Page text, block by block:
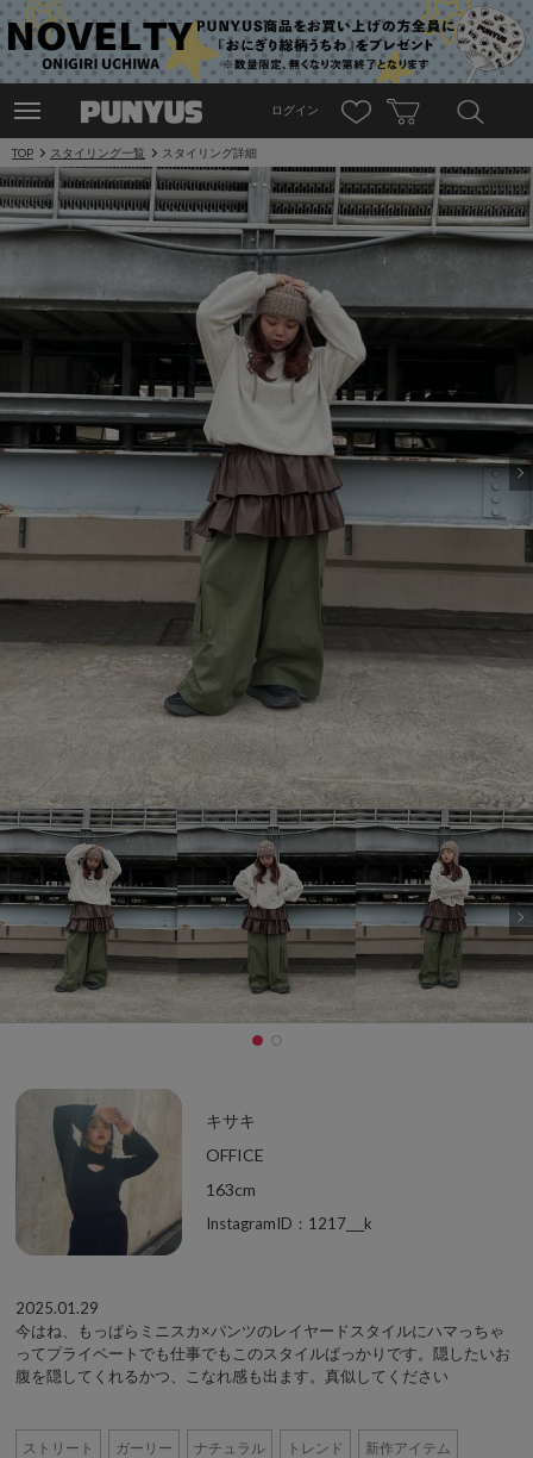
ログイン
TOP スタイリング一覧 スタイリング詳細
キサキ
OFFICE
163cm
InstagramID：1217___k
2025.01.29
今はね、もっぱらミニスカ×パンツのレイヤードスタイルにハマっちゃ
ってプライベートでも仕事でもこのスタイルばっかりです。隠したいお
腹を隠してくれるかつ、こなれ感も出ます。真似してください
ストリート ガーリー ナチュラル トレンド 新作アイテム